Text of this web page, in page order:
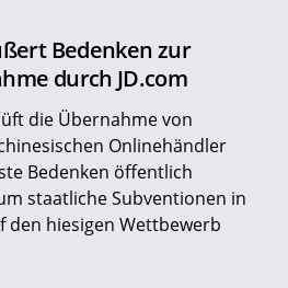
Bedenken zur
durch JD.com
die Übernahme von
Onlinehändler
Bedenken öffentlich
staatliche Subventionen in
den hiesigen Wettbewerb